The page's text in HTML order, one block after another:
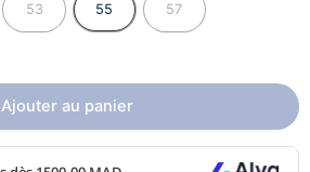
53 55 57
Ajouter au panier